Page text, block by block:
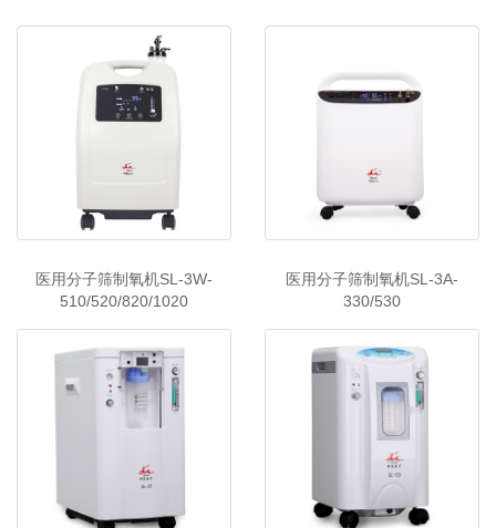
医用分子筛制氧机SL-3W-
510/520/820/1020
医用分子筛制氧机SL-3A-
330/530